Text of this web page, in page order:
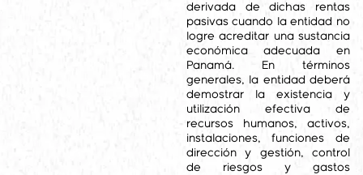
derivada de dichas rentas
pasivas cuando la entidad no
logre acreditar una sustancia
económica adecuada en
Panamá. En términos
generales, la entidad deberá
demostrar la existencia y
utilización efectiva de
recursos humanos, activos,
instalaciones, funciones de
dirección y gestión, control
de riesgos y gastos